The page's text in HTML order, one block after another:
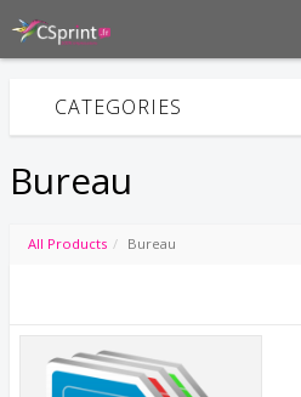
CATEGORIES
Bureau
All Products Bureau